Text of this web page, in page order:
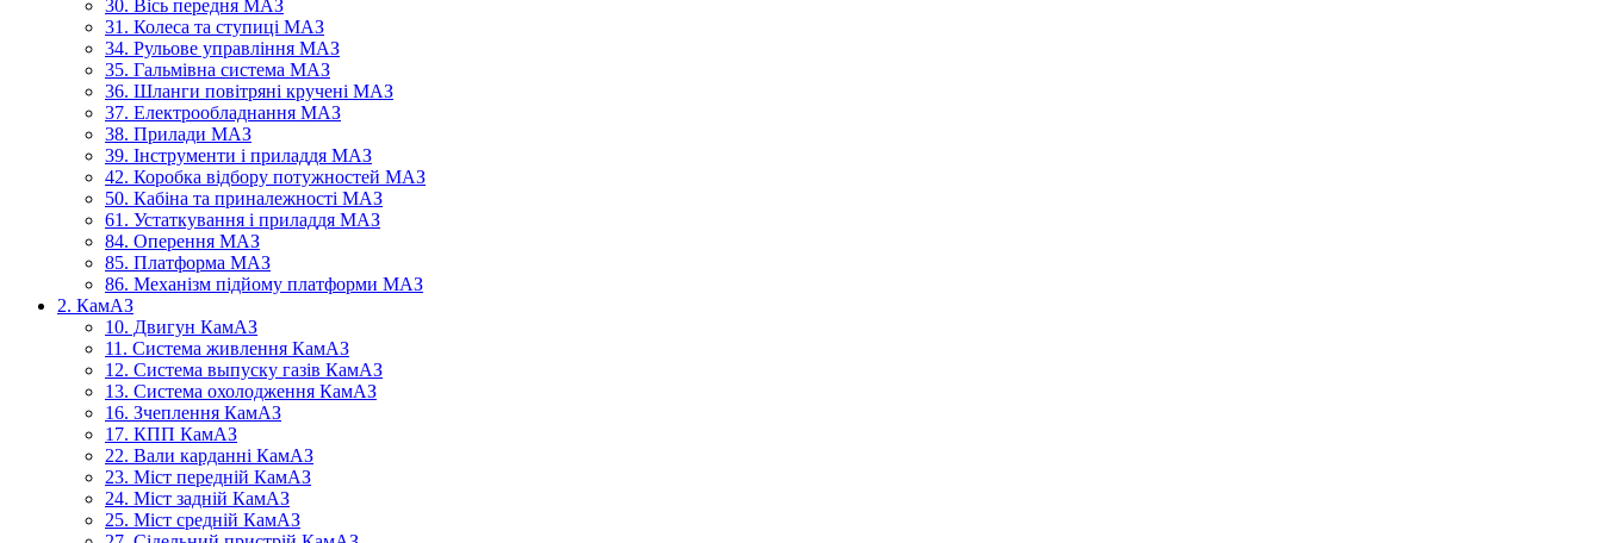
30. Вісь передня МАЗ
31. Колеса та ступиці МАЗ
34. Рульове управління МАЗ
35. Гальмівна система МАЗ
36. Шланги повітряні кручені МАЗ
37. Електрообладнання МАЗ
38. Прилади МАЗ
39. Інструменти і приладдя МАЗ
42. Коробка відбору потужностей МАЗ
50. Кабіна та приналежності МАЗ
61. Устаткування і приладдя МАЗ
84. Оперення МАЗ
85. Платформа МАЗ
86. Механізм підйому платформи МАЗ
2. КамАЗ
10. Двигун КамАЗ
11. Система живлення КамАЗ
12. Система выпуску газів КамАЗ
13. Система охолодження КамАЗ
16. Зчеплення КамАЗ
17. КПП КамАЗ
22. Вали карданні КамАЗ
23. Міст передній КамАЗ
24. Міст задній КамАЗ
25. Міст средній КамАЗ